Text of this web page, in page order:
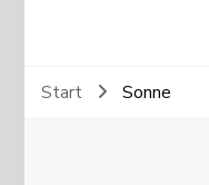
Start Sonne